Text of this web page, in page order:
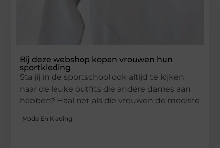
Bij deze webshop kopen vrouwen hun
sportkleding
Sta jij in de sportschool ook altijd te kijken
naar de leuke outfits die andere dames aan
hebben? Haal net als die vrouwen de mooiste
Mode En Kleding